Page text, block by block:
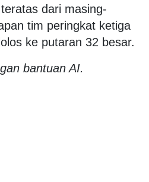
dari masing-
tim peringkat ketiga
ke putaran 32 besar.
bantuan AI.